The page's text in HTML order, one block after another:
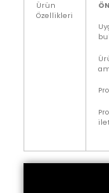
Ürün
Özellikleri